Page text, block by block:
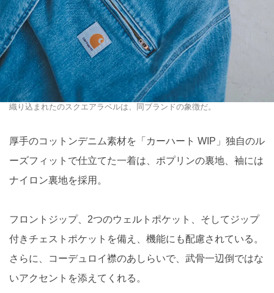
織り込まれたのスクエアラベルは、同ブランドの象徴だ。
厚手のコットンデニム素材を「カーハート WIP」独自のル
ーズフィットで仕立てた一着は、ポプリンの裏地、袖には
ナイロン裏地を採用。
フロントジップ、2つのウェルトポケット、そしてジップ
付きチェストポケットを備え、機能にも配慮されている。
さらに、コーデュロイ襟のあしらいで、武骨一辺倒ではな
いアクセントを添えてくれる。